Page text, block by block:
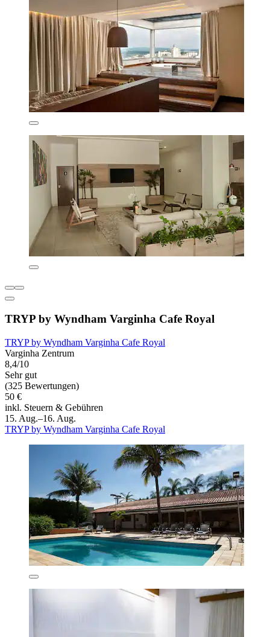
TRYP by Wyndham Varginha Cafe Royal
TRYP by Wyndham Varginha Cafe Royal
Varginha Zentrum
8,4/10
Sehr gut
(325 Bewertungen)
50 €
inkl. Steuern & Gebühren
15. Aug.–16. Aug.
TRYP by Wyndham Varginha Cafe Royal